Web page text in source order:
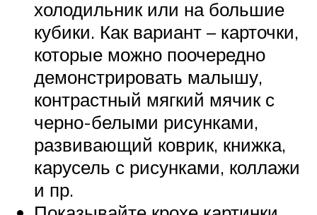
холодильник или на большие
кубики. Как вариант – карточки,
которые можно поочередно
демонстрировать малышу,
контрастный мягкий мячик с
черно-белыми рисунками,
развивающий коврик, книжка,
карусель с рисунками, коллажи
и пр.